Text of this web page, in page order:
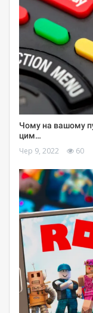
Чому на вашому
цим…
Чер 9, 2022 60